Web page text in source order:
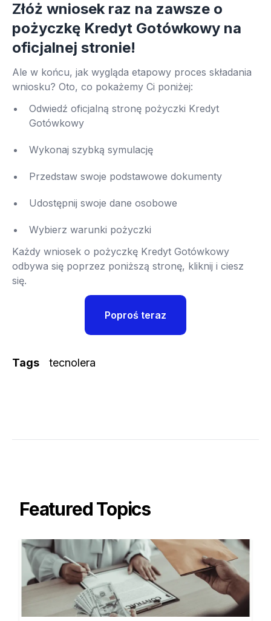
Złóż wniosek raz na zawsze o
pożyczkę Kredyt Gotówkowy na
oficjalnej stronie!
Ale w końcu, jak wygląda etapowy proces składania
wniosku? Oto, co pokażemy Ci poniżej:
Odwiedź oficjalną stronę pożyczki Kredyt
Gotówkowy
Wykonaj szybką symulację
Przedstaw swoje podstawowe dokumenty
Udostępnij swoje dane osobowe
Wybierz warunki pożyczki
Każdy wniosek o pożyczkę Kredyt Gotówkowy
odbywa się poprzez poniższą stronę, kliknij i ciesz
się.
Poproś teraz
Tags tecnolera
Featured Topics